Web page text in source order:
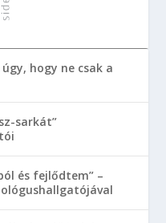
hogy ne csak a
sarkát”
és fejlődtem” –